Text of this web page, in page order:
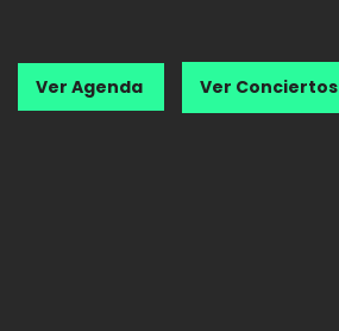
Ver Agenda Ver Conciertos